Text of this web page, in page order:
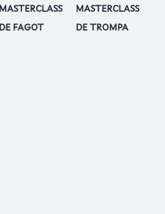
MASTERCLASS
DE FAGOT
MASTERCLASS
DE TROMPA